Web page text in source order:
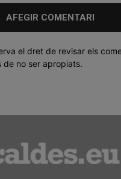
el dret de revisar els
de no ser apropiats.